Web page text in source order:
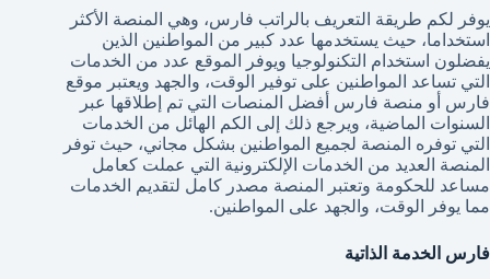
يوفر لكم طريقة التعريف بالراتب فارس، وهي المنصة الأكثر
استخداما، حيث يستخدمها عدد كبير من المواطنين الذين
يفضلون استخدام التكنولوجيا ويوفر الموقع عدد من الخدمات
التي تساعد المواطنين على توفير الوقت، والجهد ويعتبر موقع
فارس أو منصة فارس أفضل المنصات التي تم إطلاقها عبر
السنوات الماضية، ويرجع ذلك إلى الكم الهائل من الخدمات
التي توفره المنصة لجميع المواطنين بشكل مجاني، حيث توفر
المنصة العديد من الخدمات الإلكترونية التي عملت كعامل
مساعد للحكومة وتعتبر المنصة مصدر كامل لتقديم الخدمات
مما يوفر الوقت، والجهد على المواطنين.
فارس الخدمة الذاتية